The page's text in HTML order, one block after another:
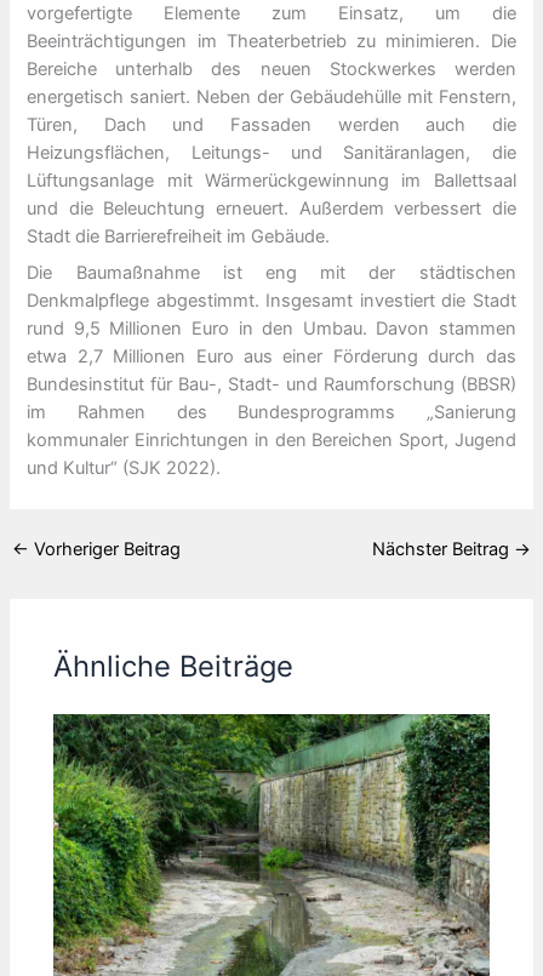
vorgefertigte Elemente zum Einsatz, um die
Beeinträchtigungen im Theaterbetrieb zu minimieren. Die
Bereiche unterhalb des neuen Stockwerkes werden
energetisch saniert. Neben der Gebäudehülle mit Fenstern,
Türen, Dach und Fassaden werden auch die
Heizungsflächen, Leitungs- und Sanitäranlagen, die
Lüftungsanlage mit Wärmerückgewinnung im Ballettsaal
und die Beleuchtung erneuert. Außerdem verbessert die
Stadt die Barrierefreiheit im Gebäude.
Die Baumaßnahme ist eng mit der städtischen
Denkmalpflege abgestimmt. Insgesamt investiert die Stadt
rund 9,5 Millionen Euro in den Umbau. Davon stammen
etwa 2,7 Millionen Euro aus einer Förderung durch das
Bundesinstitut für Bau-, Stadt- und Raumforschung (BBSR)
im Rahmen des Bundesprogramms „Sanierung
kommunaler Einrichtungen in den Bereichen Sport, Jugend
und Kultur“ (SJK 2022).
← Vorheriger Beitrag Nächster Beitrag →
Ähnliche Beiträge